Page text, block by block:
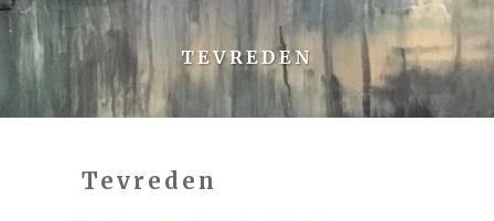
TEVREDEN
Tevreden